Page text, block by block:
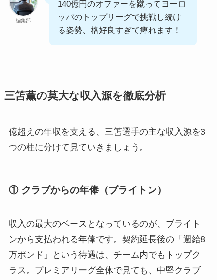
編集部
140億円のオファーを蹴ってヨーロ
ッパのトップリーグで挑戦し続け
る姿勢、格好良すぎて痺れます！
三笘薫の莫大な収入源を徹底分析
億超えの年収を支える、三笘選手の主な収入源を3
つの柱に分けて見ていきましょう。
① クラブからの年俸（ブライトン）
収入の最大のベースとなっているのが、ブライト
ンから支払われる年俸です。契約延長後の「週給8
万ポンド」という待遇は、チーム内でもトップク
ラス。プレミアリーグ全体で見ても、中堅クラブ